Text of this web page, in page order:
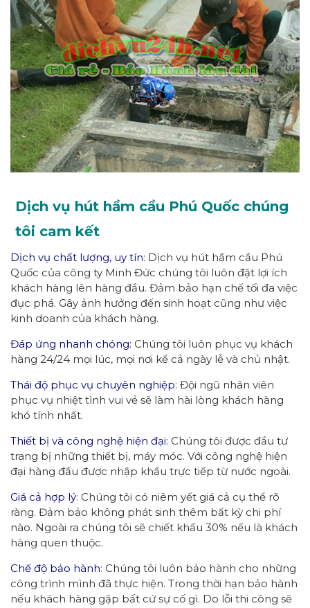
Dịch vụ hút hầm cầu Phú Quốc chúng
tôi cam kết
Dịch vụ chất lượng, uy tín: Dịch vụ hút hầm cầu Phú
Quốc của công ty Minh Đức chúng tôi luôn đặt lợi ích
khách hàng lên hàng đầu. Đảm bảo hạn chế tối đa việc
đục phá. Gây ảnh hưởng đến sinh hoạt cũng như việc
kinh doanh của khách hàng.
Đáp ứng nhanh chóng: Chúng tôi luôn phục vụ khách
hàng 24/24 mọi lúc, mọi nơi kể cả ngày lễ và chủ nhật.
Thái độ phục vụ chuyên nghiệp: Đội ngũ nhân viên
phục vụ nhiệt tình vui vẻ sẽ làm hài lòng khách hàng
khó tính nhất.
Thiết bị và công nghệ hiện đại: Chúng tôi được đầu tư
trang bị những thiết bị, máy móc. Với công nghệ hiện
đại hàng đầu được nhập khẩu trực tiếp từ nước ngoài.
Giá cả hợp lý: Chúng tôi có niêm yết giá cả cụ thể rõ
ràng. Đảm bảo không phát sinh thêm bất kỳ chi phí
nào. Ngoài ra chúng tôi sẽ chiết khấu 30% nếu là khách
hàng quen thuộc.
Chế độ bảo hành: Chúng tôi luôn bảo hành cho những
công trình mình đã thực hiện. Trong thời hạn bảo hành
nếu khách hàng gặp bất cứ sự cố gì. Do lỗi thi công sẽ